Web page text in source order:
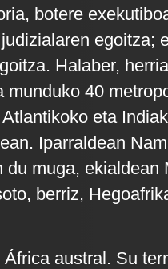
botere
egoitza;
Halaber,
munduko 40
eta
Iparraldean
du muga, ekialdean
berriz,
austral. Su